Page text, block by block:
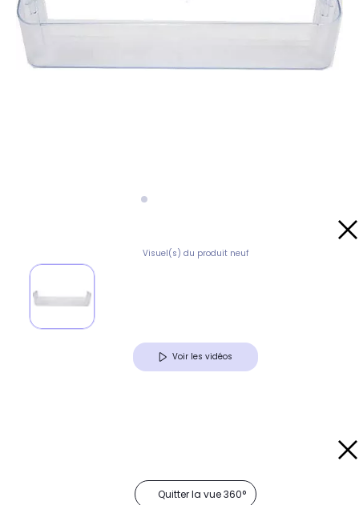
Visuel(s) du produit neuf
Voir les vidéos
Quitter la vue 360°